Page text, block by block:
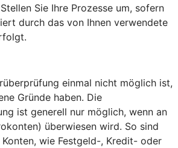
Sie Ihre Prozesse um, sofern
durch das von Ihnen verwendete
einmal nicht möglich ist,
Gründe haben. Die
ist generell nur möglich, wenn an
überwiesen wird. So sind
wie Festgeld-, Kredit- oder